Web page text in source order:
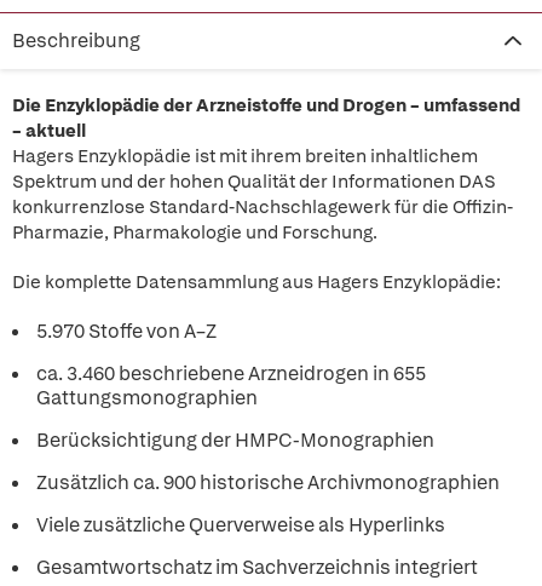
Beschreibung
Die Enzyklopädie der Arzneistoffe und Drogen – umfassend
– aktuell
Hagers Enzyklopädie ist mit ihrem breiten inhaltlichem
Spektrum und der hohen Qualität der Informationen DAS
konkurrenzlose Standard-Nachschlagewerk für die Offizin-
Pharmazie, Pharmakologie und Forschung.
Die komplette Datensammlung aus Hagers Enzyklopädie:
5.970 Stoffe von A–Z
ca. 3.460 beschriebene Arzneidrogen in 655
Gattungsmonographien
Berücksichtigung der HMPC-Monographien
Zusätzlich ca. 900 historische Archivmonographien
Viele zusätzliche Querverweise als Hyperlinks
Gesamtwortschatz im Sachverzeichnis integriert